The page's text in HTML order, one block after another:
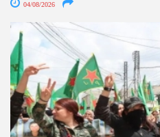
04/08/2026